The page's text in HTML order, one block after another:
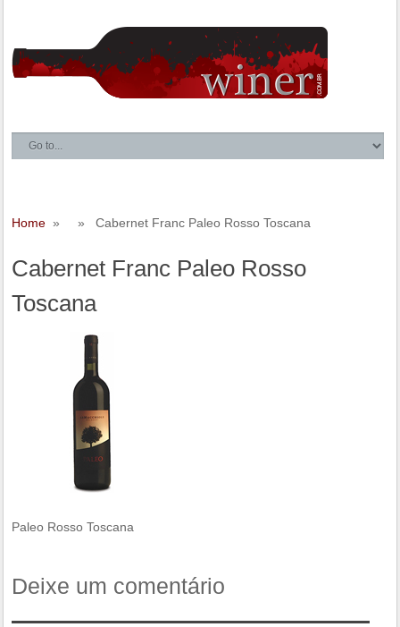
Home » » Cabernet Franc Paleo Rosso Toscana
Cabernet Franc Paleo Rosso
Toscana
Paleo Rosso Toscana
Deixe um comentário